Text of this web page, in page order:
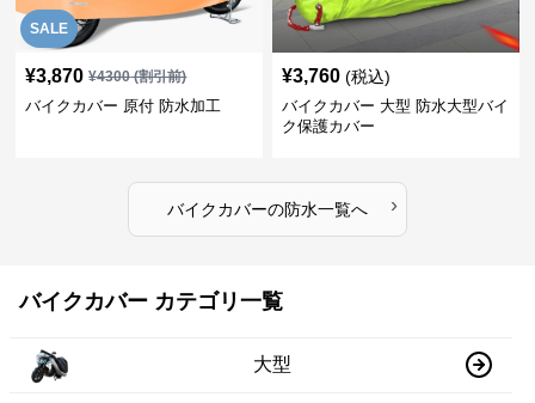
SALE
¥3,870 ¥4300(割引前)
バイクカバー 原付 防水加工
¥3,760 (税込)
バイクカバー 大型 防水大型バイ
ク保護カバー
バイクカバーの防水一覧へ ›
バイクカバー カテゴリ一覧
大型